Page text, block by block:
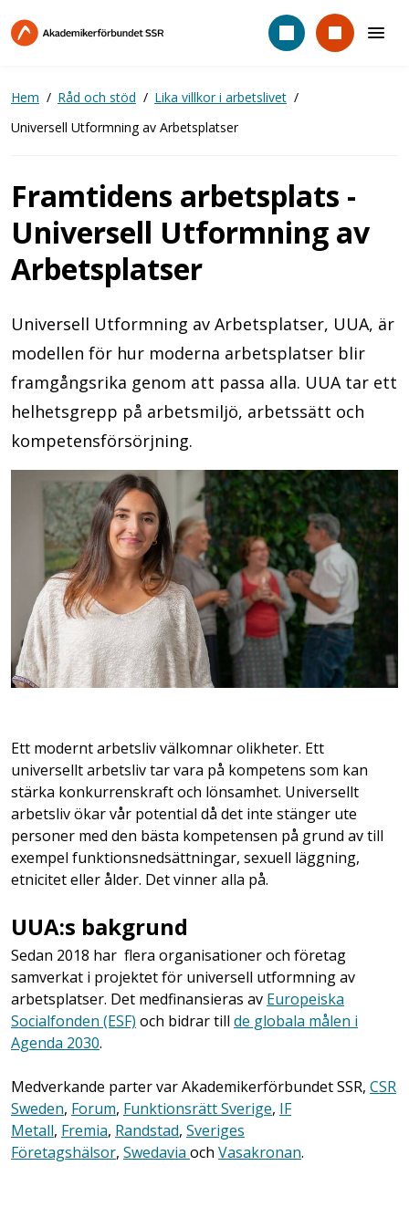
till
Hem Råd och stöd
Lika villkor i arbetslivet
Universell Utformning av Arbetsplatser
Framtidens arbetsplats -
Universell Utformning av
Arbetsplatser
Universell Utformning av Arbetsplatser, UUA, är
modellen för hur moderna arbetsplatser blir
framgångsrika genom att passa alla. UUA tar ett
helhetsgrepp på arbetsmiljö, arbetssätt och
kompetensförsörjning.
Ett modernt arbetsliv välkomnar olikheter. Ett
universellt arbetsliv tar vara på kompetens som kan
stärka konkurrenskraft och lönsamhet. Universellt
arbetsliv ökar vår potential då det inte stänger ute
personer med den bästa kompetensen på grund av till
exempel funktionsnedsättningar, sexuell läggning,
etnicitet eller ålder. Det vinner alla på.
UUA:s bakgrund
Sedan 2018 har flera organisationer och företag
samverkat i projektet för universell utformning av
arbetsplatser. Det medfinansieras av Europeiska
Socialfonden (ESF) och bidrar till de globala målen i
Agenda 2030.
Medverkande parter var Akademikerförbundet SSR, CSR
Sweden, Forum, Funktionsrätt Sverige, IF
Metall, Fremia, Randstad, Sveriges
Företagshälsor, Swedavia och Vasakronan.